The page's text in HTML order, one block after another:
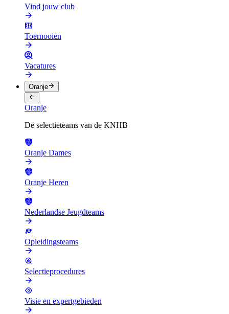
Vind jouw club
Toernooien
Vacatures
Oranje
Oranje
De selectieteams van de KNHB
Oranje Dames
Oranje Heren
Nederlandse Jeugdteams
Opleidingsteams
Selectieprocedures
Visie en expertgebieden